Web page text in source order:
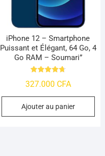
iPhone 12 – Smartphone
Puissant et Élégant, 64 Go, 4
Go RAM – Soumari”
4.74
327.000 CFA
Ajouter au panier